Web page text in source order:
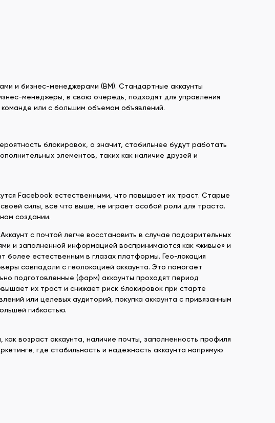
и бизнес-менеджерами (BM). Стандартные аккаунты
менеджеры, в свою очередь, подходят для управления
или с большим объемом объявлений.
блокировок, а значит, стабильнее будут работать
элементов, таких как наличие друзей и
Facebook естественными, что повышает их траст. Старые
силы, все что выше, не играет особой роли для траста.
создании.
с почтой легче восстановить в случае подозрительных
и заполненной информацией воспринимаются как «живые» и
более естественным в глазах платформы. Гео-локация
совпадали с геолокацией аккаунта. Это помогает
подготовленные (фарм) аккаунты проходят период
их траст и снижает риск блокировок при старте
или целевых аудиторий, покупка аккаунта с привязанным
гибкостью.
возраст аккаунта, наличие почты, заполненность профиля
где стабильность и надежность аккаунта напрямую